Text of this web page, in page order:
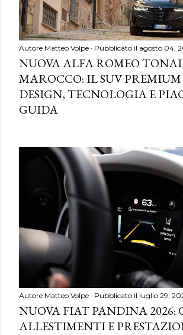
Autore Matteo Volpe Pubblicato il agosto 04,
NUOVA ALFA ROMEO
MAROCCO: IL SUV
DESIGN, TECNOLOGIA E
GUIDA
Autore Matteo Volpe Pubblicato il luglio 29,
NUOVA FIAT PANDINA 2026:
ALLESTIMENTI E